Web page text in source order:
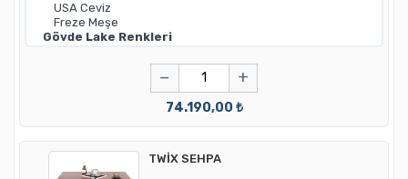
− +
74.190,00 ₺
TWİX SEHPA